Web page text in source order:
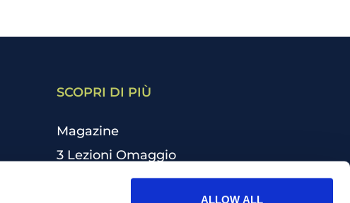
ALLOW ALL
SCOPRI DI PIÙ
Magazine
3 Lezioni Omaggio